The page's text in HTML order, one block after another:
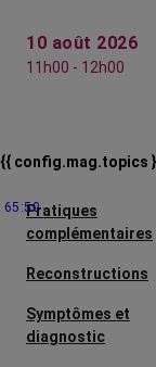
10 août 2026
11h00 - 12h00
{{ config.mag.topics
Pratiques
complémentaires
Reconstructions
Symptômes et
diagnostic
65:50